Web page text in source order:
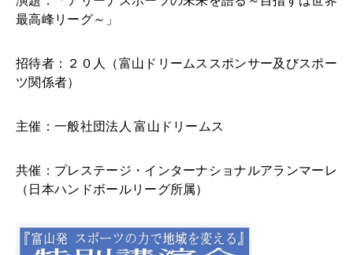
最高峰リーグ～」
招待者：２０人（富山ドリームススポンサー及びスポー
ツ関係者）
主催：一般社団法人 富山ドリームス
共催：プレステージ・インターナショナルアランマーレ
（日本ハンドボールリーグ所属）